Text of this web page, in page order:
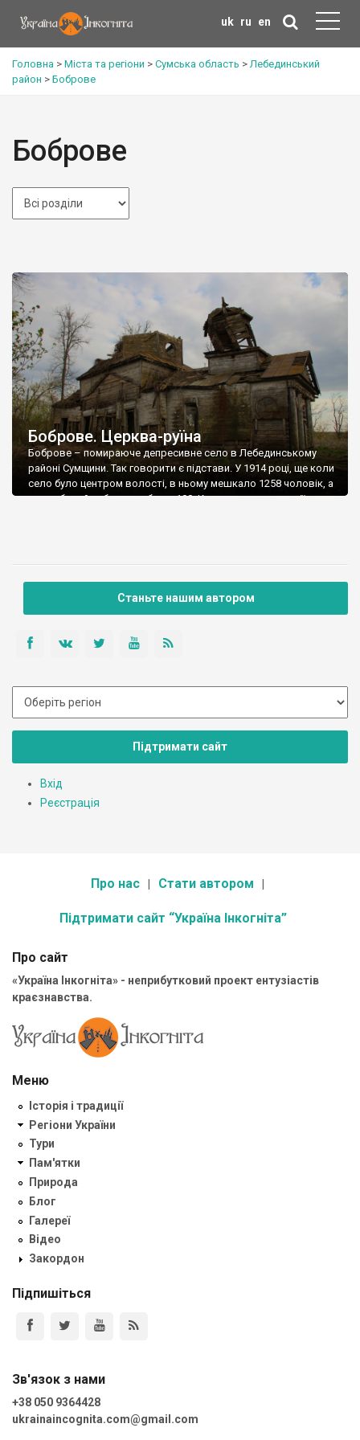
uk ru en
Головна > Міста та регіони > Сумська область >Лебединський
район > Боброве
Боброве
Боброве. Церква-руїна
Боброве – помираюче депресивне село в Лебединському
районі Сумщини. Так говорити є підстави. У 1914 році, ще коли
село було центром волості, в ньому мешкало 1258 чоловік, а
зараз бодай набралось би до 100. Колись, до революції, тут
Станьте нашим автором
Підтримати сайт
Вхід
Реєстрація
Про нас Стати автором
Підтримати сайт “Україна Інкогніта”
Про сайт
«Україна Інкогніта» - неприбутковий проект ентузіастів
краєзнавства.
Меню
Історія і традиції
Регіони України
Тури
Пам'ятки
Природа
Блог
Галереї
Відео
Закордон
Підпишіться
Зв'язок з нами
+38 050 9364428
ukrainaincognita.com@gmail.com